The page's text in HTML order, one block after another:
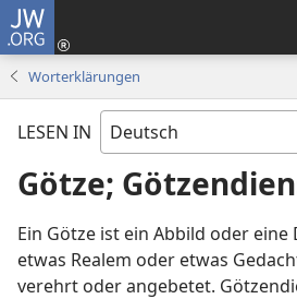
JW.ORG
Worterklärungen
LESEN IN
Götze;
Ein Götze ist ein Abbild oder
etwas Realem oder etwas
verehrt oder angebetet.